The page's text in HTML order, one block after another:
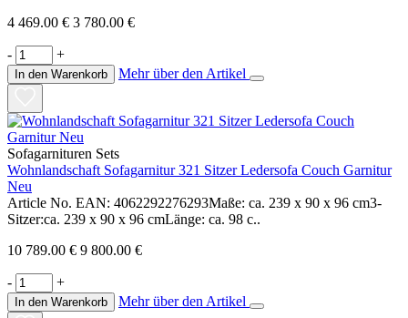
4 469.00 € 3 780.00 €
- +
In den Warenkorb Mehr über den Artikel
Sofagarnituren Sets
Wohnlandschaft Sofagarnitur 321 Sitzer Ledersofa Couch Garnitur
Neu
Article No. EAN: 4062292276293Maße: ca. 239 x 90 x 96 cm3-
Sitzer:ca. 239 x 90 x 96 cmLänge: ca. 98 c..
10 789.00 € 9 800.00 €
- +
In den Warenkorb Mehr über den Artikel